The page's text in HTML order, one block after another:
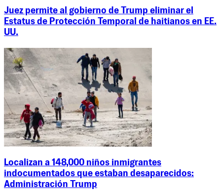
Juez permite al gobierno de Trump eliminar el
Estatus de Protección Temporal de haitianos en EE.
UU.
Localizan a 148,000 niños inmigrantes
indocumentados que estaban desaparecidos:
Administración Trump